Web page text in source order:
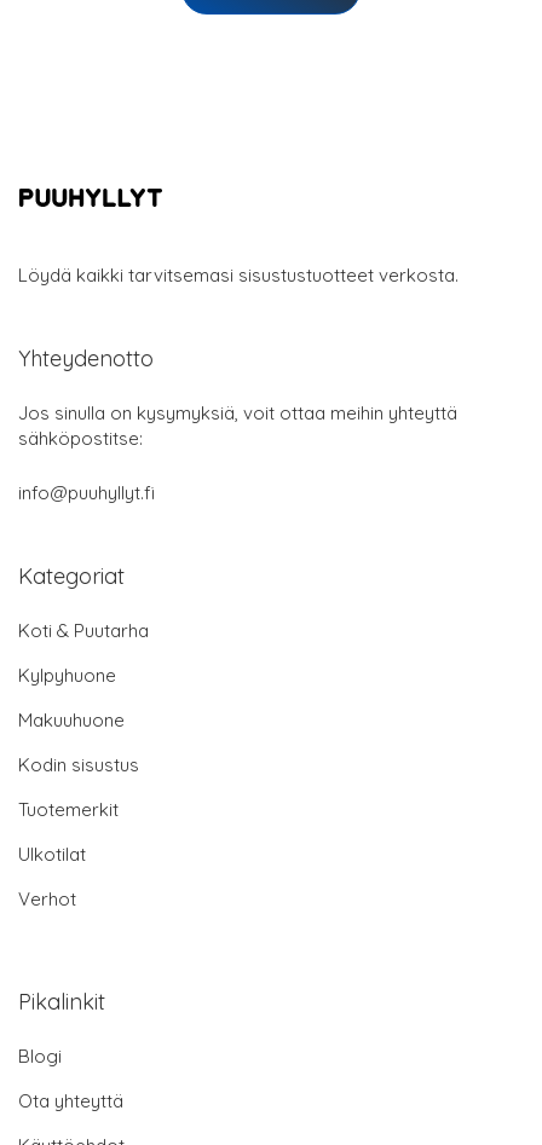
Löydä kaikki tarvitsemasi sisustustuotteet verkosta.
Yhteydenotto
Jos sinulla on kysymyksiä, voit ottaa meihin yhteyttä
sähköpostitse:
info@puuhyllyt.fi
Kategoriat
Koti & Puutarha
Kylpyhuone
Makuuhuone
Kodin sisustus
Tuotemerkit
Ulkotilat
Verhot
Pikalinkit
Blogi
Ota yhteyttä